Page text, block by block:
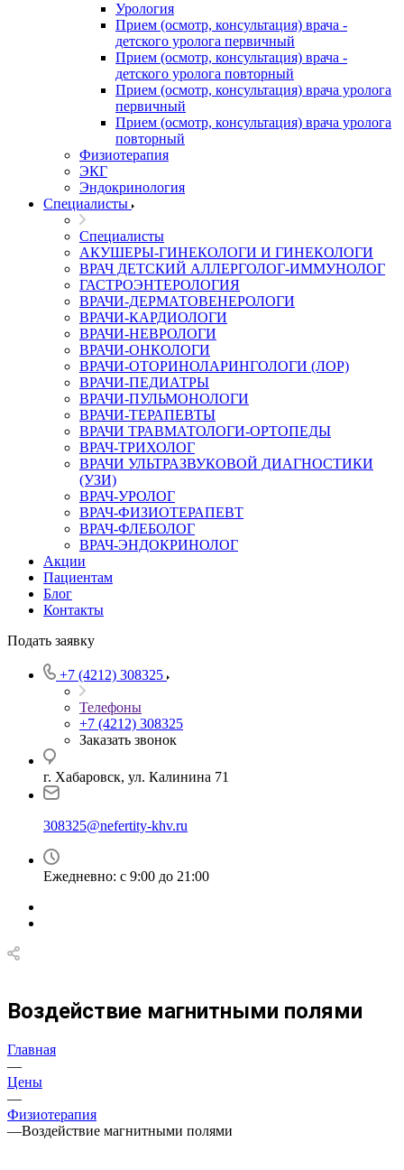
Урология
Прием (осмотр, консультация) врача -
детского уролога первичный
Прием (осмотр, консультация) врача -
детского уролога повторный
Прием (осмотр, консультация) врача уролога
первичный
Прием (осмотр, консультация) врача уролога
повторный
Физиотерапия
ЭКГ
Эндокринология
Специалисты
Специалисты
АКУШЕРЫ-ГИНЕКОЛОГИ И ГИНЕКОЛОГИ
ВРАЧ ДЕТСКИЙ АЛЛЕРГОЛОГ-ИММУНОЛОГ
ГАСТРОЭНТЕРОЛОГИЯ
ВРАЧИ-ДЕРМАТОВЕНЕРОЛОГИ
ВРАЧИ-КАРДИОЛОГИ
ВРАЧИ-НЕВРОЛОГИ
ВРАЧИ-ОНКОЛОГИ
ВРАЧИ-ОТОРИНОЛАРИНГОЛОГИ (ЛОР)
ВРАЧИ-ПЕДИАТРЫ
ВРАЧИ-ПУЛЬМОНОЛОГИ
ВРАЧИ-ТЕРАПЕВТЫ
ВРАЧИ ТРАВМАТОЛОГИ-ОРТОПЕДЫ
ВРАЧ-ТРИХОЛОГ
ВРАЧИ УЛЬТРАЗВУКОВОЙ ДИАГНОСТИКИ
(УЗИ)
ВРАЧ-УРОЛОГ
ВРАЧ-ФИЗИОТЕРАПЕВТ
ВРАЧ-ФЛЕБОЛОГ
ВРАЧ-ЭНДОКРИНОЛОГ
Акции
Пациентам
Блог
Контакты
Подать заявку
+7 (4212) 308325
Телефоны
+7 (4212) 308325
Заказать звонок
г. Хабаровск, ул. Калинина 71
308325@nefertity-khv.ru
Ежедневно: с 9:00 до 21:00
Воздействие магнитными полями
Главная
—
Цены
—
Физиотерапия
—Воздействие магнитными полями